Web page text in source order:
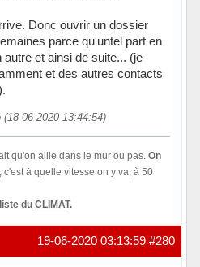
Donc ouvrir un dossier
parce qu'untel part en
et ainsi de suite... (je
et des autres contacts
06-2020 13:44:54)
qu'on aille dans le mur ou pas. On
c'est à quelle vitesse on y va, à 50
du CLIMAT.
#280
19-06-2020 03:13:59